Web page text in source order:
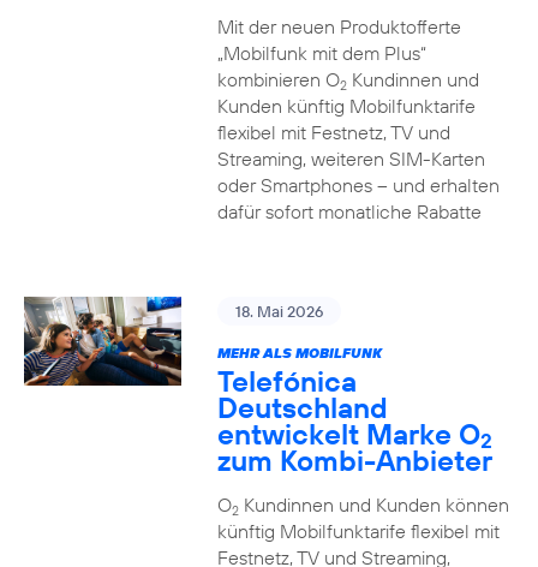
Mit der neuen Produktofferte
„Mobilfunk mit dem Plus“
kombinieren O2Kundinnen und
Kunden künftig Mobilfunktarife
flexibel mit Festnetz, TV und
Streaming, weiteren SIM-Karten
oder Smartphones – und erhalten
dafür sofort monatliche Rabatte
18. Mai 2026
MEHR ALS MOBILFUNK
Telefónica
Deutschland
entwickelt Marke O2
zum Kombi-Anbieter
O2Kundinnen und Kunden können
künftig Mobilfunktarife flexibel mit
Festnetz, TV und Streaming,